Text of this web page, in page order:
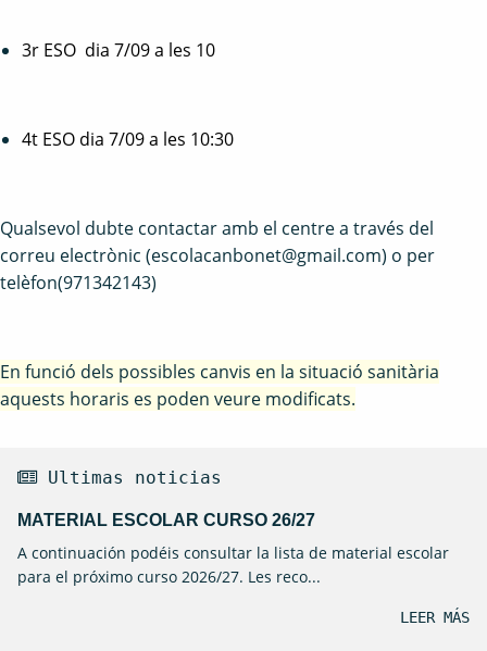
3r ESO dia 7/09 a les 10
4t ESO dia 7/09 a les 10:30
Qualsevol dubte contactar amb el centre a través del
correu electrònic (escolacanbonet@gmail.com) o per
telèfon(971342143)
En funció dels possibles canvis en la situació sanitària
aquests horaris es poden veure modificats.
Ultimas noticias
MATERIAL ESCOLAR CURSO 26/27
A continuación podéis consultar la lista de material escolar
para el próximo curso 2026/27. Les reco...
LEER MÁS